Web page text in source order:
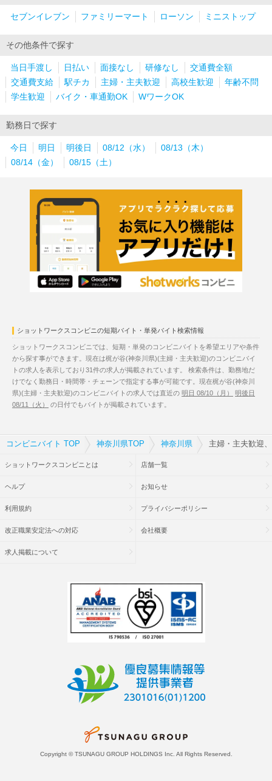
セブンイレブン ファミリーマート ローソン ミニストップ
その他条件で探す
当日手渡し 日払い 面接なし 研修なし
交通費全額
交通費支給
駅チカ 主婦・主夫歓迎 高校生歓迎
年齢不問
学生歓迎
バイク・車通勤OK WワークOK
勤務日で探す
今日 明日 明後日 08/12（水）
08/13（木）
08/14（金）
08/15（土）
ショットワークスコンビニの短期バイト・単発バイト検索情報
ショットワークスコンビニでは、短期・単発のコンビニバイトを希望エリアや条件
から探す事ができます。現在は梶が谷(神奈川県)(主婦・主夫歓迎)のコンビニバイ
トの求人を表示しており31件の求人が掲載されています。 検索条件は、勤務地だ
けでなく勤務日・時間帯・チェーンで指定する事が可能です。現在梶が谷(神奈川
県)(主婦・主夫歓迎)のコンビニバイトの求人では直近の 明日 08/10（月）
明後日
08/11（火）
の日付でもバイトが掲載されています。
コンビニバイト TOP 神奈川県TOP 神奈川県 主婦・主夫歓迎
ショットワークスコンビニとは 店舗一覧
ヘルプ お知らせ
利用規約 プライバシーポリシー
改正職業安定法への対応 会社概要
求人掲載について
Copyright © TSUNAGU GROUP HOLDINGS Inc. All Rights Reserved.